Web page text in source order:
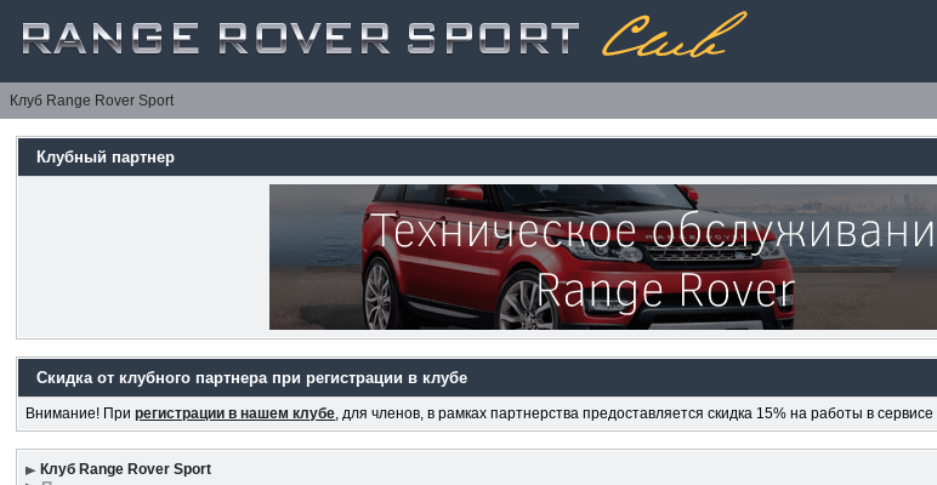
Клуб Range Rover Sport
Клубный партнер
Скидка от клубного партнера при регистрации в клубе
Внимание! Прирегистрации в нашем клубе, для членов, в рамках партнерства предоставляется скидка 15% на работы в сервисе
Клуб Range Rover Sport